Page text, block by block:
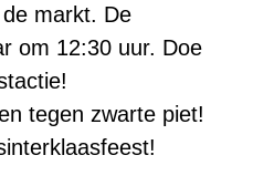
markt. De
om 12:30 uur. Doe
tegen zwarte piet!